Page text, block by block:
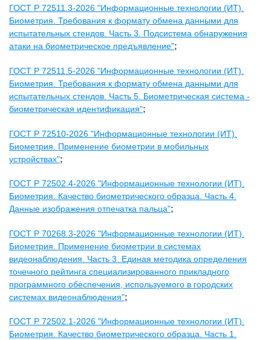
ГОСТ Р 72511.3-2026 "Информационные технологии (ИТ).
Биометрия. Требования к формату обмена данными для
испытательных стендов. Часть 3. Подсистема обнаружения
атаки на биометрическое предъявление";
ГОСТ Р 72511.5-2026 "Информационные технологии (ИТ).
Биометрия. Требования к формату обмена данными для
испытательных стендов. Часть 5. Биометрическая система -
биометрическая идентификация";
ГОСТ Р 72510-2026 "Информационные технологии (ИТ).
Биометрия. Применение биометрии в мобильных
устройствах";
ГОСТ Р 72502.4-2026 "Информационные технологии (ИТ).
Биометрия. Качество биометрического образца. Часть 4.
Данные изображения отпечатка пальца";
ГОСТ Р 70268.3-2026 "Информационные технологии (ИТ).
Биометрия. Применение биометрии в системах
видеонаблюдения. Часть 3. Единая методика определения
точечного рейтинга специализированного прикладного
программного обеспечения, используемого в городских
системах видеонаблюдения";
ГОСТ Р 72502.1-2026 "Информационные технологии (ИТ).
Биометрия. Качество биометрического образца. Часть 1.